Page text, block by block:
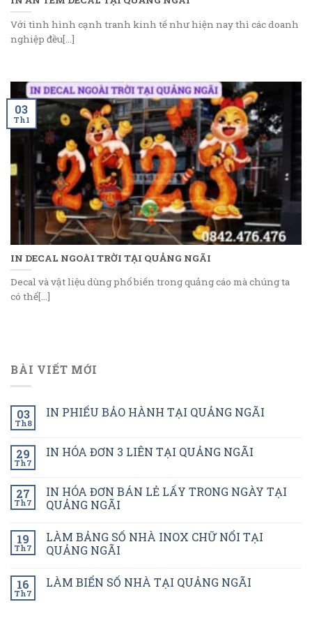
Với tình hình cạnh tranh kinh tế như hiện nay thì các doanh
nghiệp đều[...]
IN DECAL NGOÀI TRỜI TẠI QUẢNG NGÃI
Decal và vật liệu dùng phổ biến trong quảng cáo mà chúng ta
có thể[...]
03
Th1
BÀI VIẾT MỚI
03
Th8
IN PHIẾU BẢO HÀNH TẠI QUẢNG NGÃI
29
Th7
IN HÓA ĐƠN 3 LIÊN TẠI QUẢNG NGÃI
27
Th7
IN HÓA ĐƠN BÁN LẺ LẤY TRONG NGÀY TẠI
QUẢNG NGÃI
19
Th7
LÀM BẢNG SỐ NHÀ INOX CHỮ NỔI TẠI
QUẢNG NGÃI
16
Th7
LÀM BIỂN SỐ NHÀ TẠI QUẢNG NGÃI